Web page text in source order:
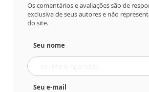
Os comentários e avaliações são de
exclusiva de seus autores e não
do site.
Seu nome
Seu e-mail